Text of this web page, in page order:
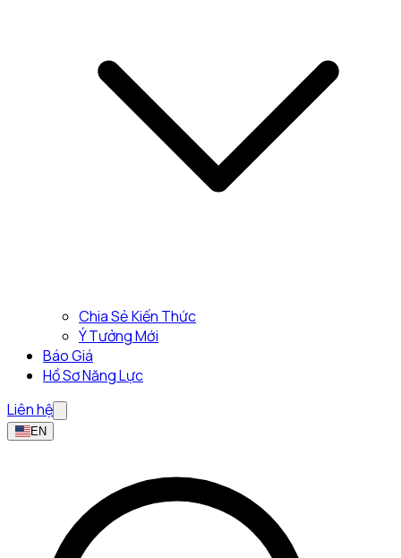
Chia Sẻ Kiến Thức
Ý Tưởng Mới
Báo Giá
Hồ Sơ Năng Lực
Liên hệ
EN